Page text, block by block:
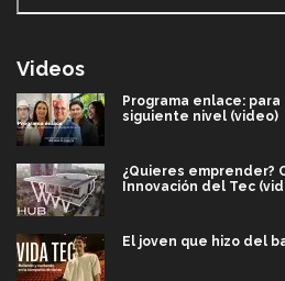
Videos
Programa enlace:
siguiente nivel (video)
¿Quieres emprender?
Innovación del Tec
El joven que hizo del